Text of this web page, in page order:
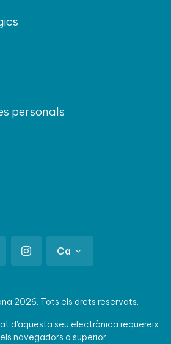
personals
Ca
2026. Tots els drets reservats.
d'aquesta seu electrònica requereix
navegadors o superior: